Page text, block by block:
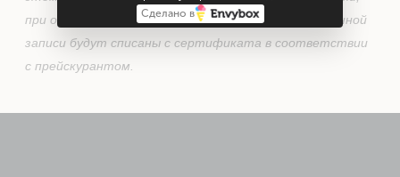
при отмене менее чем за сутки, услуги по оговоренной
записи будут списаны с сертификата в соответствии
с прейскурантом.
Сделано в